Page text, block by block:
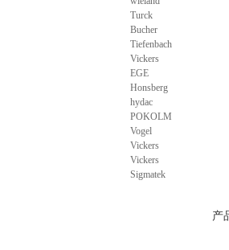
Turck
Bucher
Tiefenbach
Vickers
EGE
Honsberg
hydac
POKOLM
Vogel
Vickers
Vickers
Sigmatek
产